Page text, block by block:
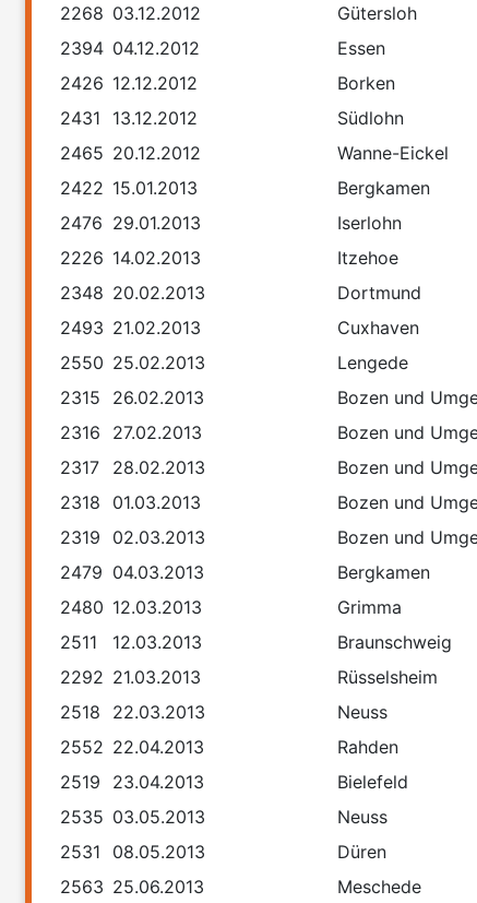
2268 03.12.2012 Gütersloh
2394 04.12.2012 Essen
2426 12.12.2012 Borken
2431
13.12.2012 Südlohn
2465 20.12.2012 Wanne-Eickel
2422 15.01.2013 Bergkamen
2476 29.01.2013 Iserlohn
2226 14.02.2013 Itzehoe
2348 20.02.2013 Dortmund
2493 21.02.2013 Cuxhaven
2550 25.02.2013 Lengede
2315
26.02.2013 Bozen und
2316
27.02.2013 Bozen und
2317
28.02.2013 Bozen und
2318
01.03.2013 Bozen und
2319
02.03.2013 Bozen und
2479 04.03.2013 Bergkamen
2480 12.03.2013 Grimma
2511
12.03.2013 Braunschweig
2292 21.03.2013 Rüsselsheim
2518
22.03.2013 Neuss
2552 22.04.2013 Rahden
2519
23.04.2013 Bielefeld
2535 03.05.2013 Neuss
2531
08.05.2013 Düren
2563 25.06.2013 Meschede